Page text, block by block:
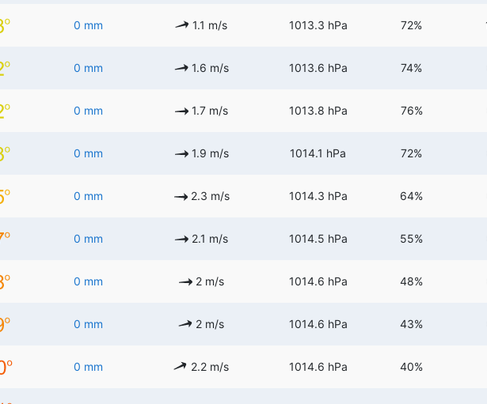
0 mm 1.1 m/s 1013.3 hPa 72%
0 mm 1.6 m/s 1013.6 hPa 74%
0 mm 1.7 m/s 1013.8 hPa 76%
0 mm 1.9 m/s 1014.1 hPa 72%
0 mm 2.3 m/s 1014.3 hPa 64%
0 mm 2.1 m/s 1014.5 hPa 55%
0 mm 2 m/s 1014.6 hPa 48%
0 mm 2 m/s 1014.6 hPa 43%
0 mm 2.2 m/s 1014.6 hPa 40%